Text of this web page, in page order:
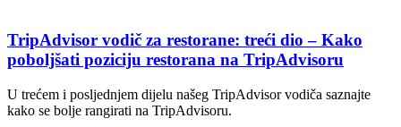
TripAdvisor vodič za restorane: treći dio – Kako
poboljšati poziciju restorana na TripAdvisoru
U trećem i posljednjem dijelu našeg TripAdvisor vodiča saznajte
kako se bolje rangirati na TripAdvisoru.